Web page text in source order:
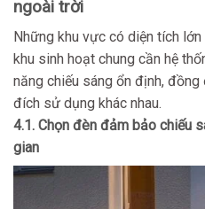
ngoài trời
Những khu vực có diện tích
khu sinh hoạt chung cần hệ
năng chiếu sáng ổn định,
đích sử dụng khác nhau.
4.1. Chọn đèn đảm bảo chiếu
gian